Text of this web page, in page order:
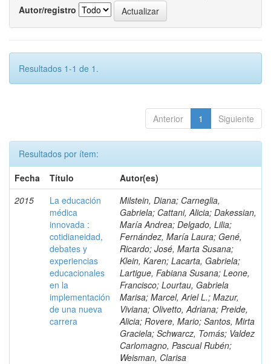
Autor/registro
Resultados 1-1 de 1.
Anterior 1 Siguiente
Resultados por ítem:
Fecha
Título
Autor(es)
2015
La educación
médica
innovada :
cotidianeidad,
debates y
experiencias
educacionales
en la
implementación
de una nueva
carrera
Milstein, Diana; Carneglia,
Gabriela; Cattani, Alicia; Dakessian,
María Andrea; Delgado, Lilia;
Fernández, María Laura; Gené,
Ricardo; José, Marta Susana;
Klein, Karen; Lacarta, Gabriela;
Lartigue, Fabiana Susana; Leone,
Francisco; Lourtau, Gabriela
Marisa; Marcel, Ariel L.; Mazur,
Viviana; Olivetto, Adriana; Preide,
Alicia; Rovere, Mario; Santos, Mirta
Graciela; Schwarcz, Tomás; Valdez
Carlomagno, Pascual Rubén;
Weisman, Clarisa